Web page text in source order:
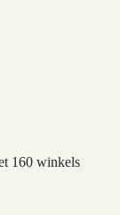
160 winkels